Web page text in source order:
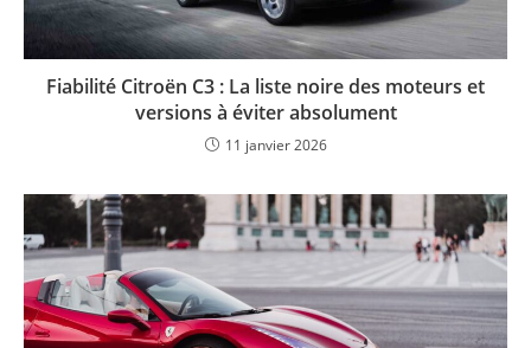
Fiabilité Citroën C3 : La liste noire des moteurs et
versions à éviter absolument
11 janvier 2026